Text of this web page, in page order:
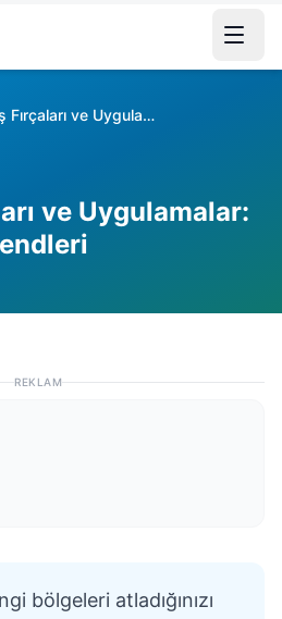
Akıllı Diş Fırçaları ve Uygulamalar: 2026 Bakım Trendleri
ve Uygulamalar:
REKLAM
bölgeleri atladığınızı